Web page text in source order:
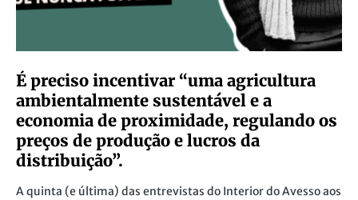
É preciso incentivar “uma agricultura
ambientalmente sustentável e a
economia de proximidade, regulando os
preços de produção e lucros da
distribuição”.
A quinta (e última) das entrevistas do Interior do Avesso aos